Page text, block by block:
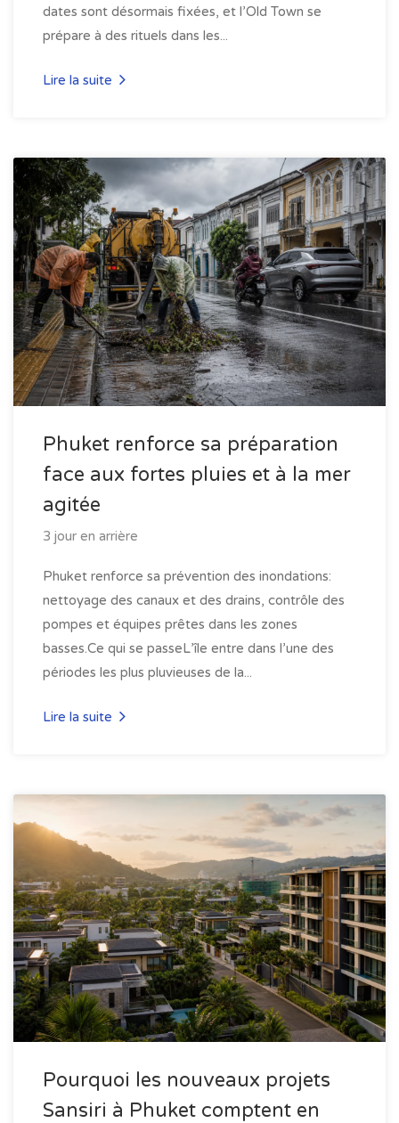
dates sont désormais fixées, et l’Old Town se
prépare à des rituels dans les...
Lire la suite
Phuket renforce sa préparation
face aux fortes pluies et à la mer
agitée
3 jour en arrière
Phuket renforce sa prévention des inondations:
nettoyage des canaux et des drains, contrôle des
pompes et équipes prêtes dans les zones
basses.Ce qui se passeL’île entre dans l’une des
périodes les plus pluvieuses de la...
Lire la suite
Pourquoi les nouveaux projets
Sansiri à Phuket comptent en